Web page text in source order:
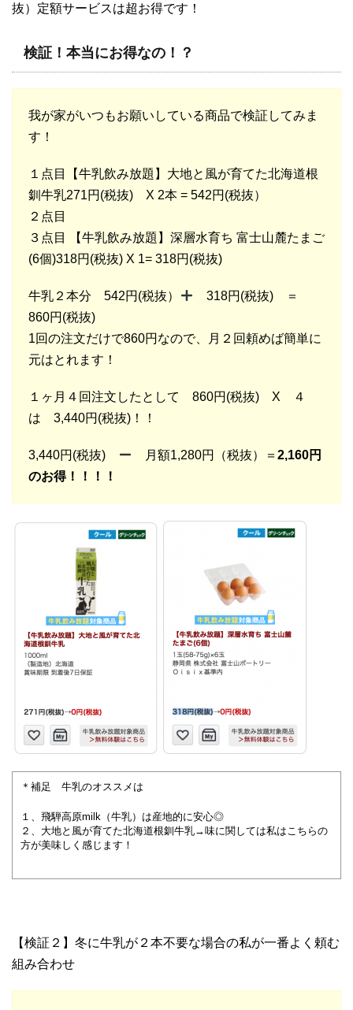
抜）定額サービスは超お得です！
検証！本当にお得なの！？
我が家がいつもお願いしている商品で検証してみま
す！
１点目【牛乳飲み放題】大地と風が育てた北海道根
釧牛乳271円(税抜) X 2本 = 542円(税抜）
２点目
３点目 【牛乳飲み放題】深層水育ち 富士山麓たまご
(6個)318円(税抜) X 1= 318円(税抜)
牛乳２本分 542円(税抜）
318円(税抜) ＝
860円(税抜)
1回の注文だけで860円なので、月２回頼めば簡単に
元はとれます！
１ヶ月４回注文したとして 860円(税抜) X ４
は 3,440円(税抜)！！
3,440円(税抜) 月額1,280円（税抜）＝2,160円
のお得！！！！
＊補足 牛乳のオススメは
１、飛騨高原milk（牛乳）は産地的に安心◎
２、大地と風が育てた北海道根釧牛乳→味に関しては私はこちらの
方が美味しく感じます！
【検証２】冬に牛乳が２本不要な場合の私が一番よく頼む
組み合わせ